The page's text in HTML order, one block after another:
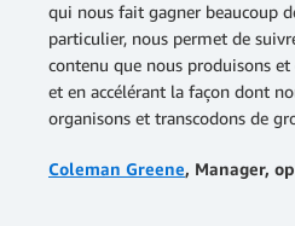
qui nous fait gagner beaucoup
particulier, nous permet de
contenu que nous produisons
et en accélérant la façon dont
organisons et transcodons de
Coleman Greene, Manager,